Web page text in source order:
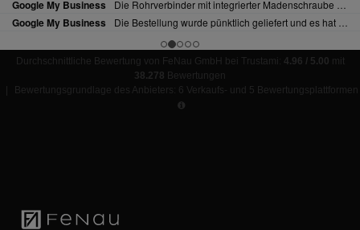
Durchschnittliche Bewertung von FeNau GmbH bei Trustami: 4.96 / 5.00 mit
38.278 Bewertungen
|
Bewertungsgrundlage des Anbieters: 6 Verkaufs- und 5 Bewertungsplattformen